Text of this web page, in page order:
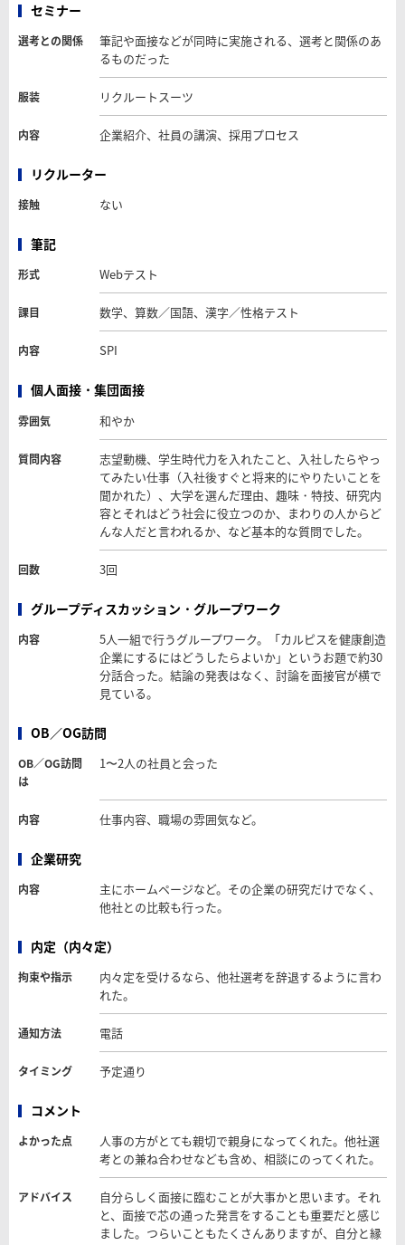
セミナー
選考との関係
筆記や面接などが同時に実施される、選考と関係のあ
るものだった
服装 リクルートスーツ
内容 企業紹介、社員の講演、採用プロセス
リクルーター
接触 ない
筆記
形式 Webテスト
課目 数学、算数／国語、漢字／性格テスト
内容 SPI
個人面接・集団面接
雰囲気 和やか
質問内容
志望動機、学生時代力を入れたこと、入社したらやっ
てみたい仕事（入社後すぐと将来的にやりたいことを
聞かれた）、大学を選んだ理由、趣味・特技、研究内
容とそれはどう社会に役立つのか、まわりの人からど
んな人だと言われるか、など基本的な質問でした。
回数 3回
グループディスカッション・グループワーク
内容
5人一組で行うグループワーク。「カルピスを健康創造
企業にするにはどうしたらよいか」というお題で約30
分話合った。結論の発表はなく、討論を面接官が横で
見ている。
OB／OG訪問
OB／OG訪問
は
1〜2人の社員と会った
内容 仕事内容、職場の雰囲気など。
企業研究
内容
主にホームページなど。その企業の研究だけでなく、
他社との比較も行った。
内定（内々定）
拘束や指示
内々定を受けるなら、他社選考を辞退するように言わ
れた。
通知方法 電話
タイミング 予定通り
コメント
よかった点
人事の方がとても親切で親身になってくれた。他社選
考との兼ね合わせなども含め、相談にのってくれた。
アドバイス
自分らしく面接に臨むことが大事かと思います。それ
と、面接で芯の通った発言をすることも重要だと感じ
ました。つらいこともたくさんありますが、自分と縁